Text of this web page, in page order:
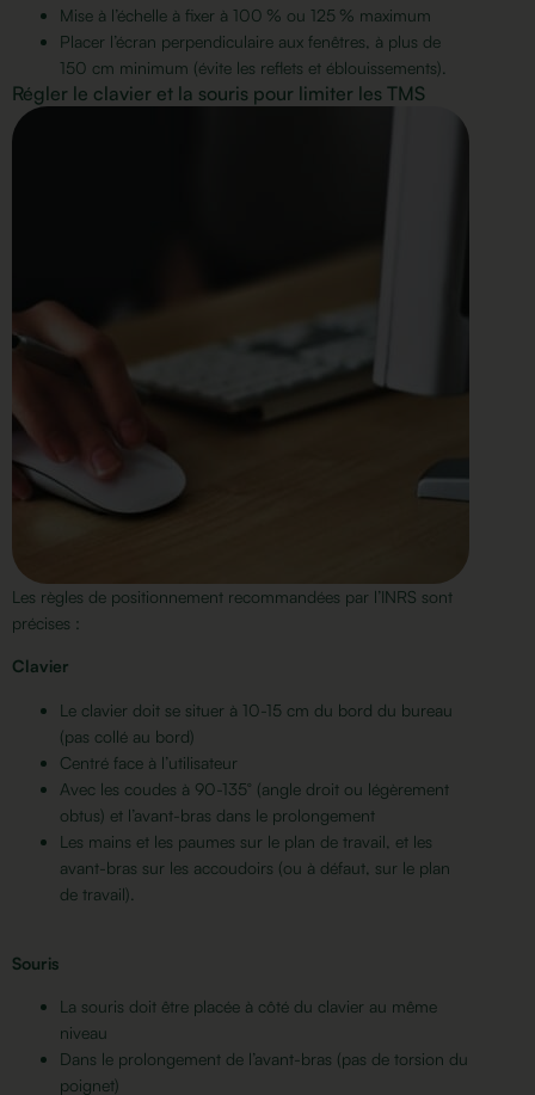
Mise à l’échelle à fixer à 100 % ou 125 % maximum
Placer l’écran perpendiculaire aux fenêtres, à plus de
150 cm minimum (évite les reflets et éblouissements).
Régler le clavier et la souris pour limiter les TMS
Les règles de positionnement recommandées par l’INRS sont
précises :
Clavier
Le clavier doit se situer à 10-15 cm du bord du bureau
(pas collé au bord)
Centré face à l’utilisateur
Avec les coudes à 90-135° (angle droit ou légèrement
obtus) et l’avant-bras dans le prolongement
Les mains et les paumes sur le plan de travail, et les
avant-bras sur les accoudoirs (ou à défaut, sur le plan
de travail).
Souris
La souris doit être placée à côté du clavier au même
niveau
Dans le prolongement de l’avant-bras (pas de torsion du
poignet)